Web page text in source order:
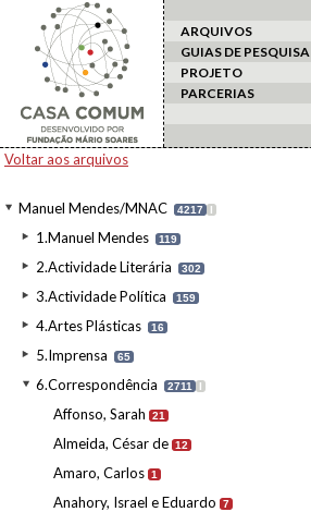
ARQUIVOS
GUIAS DE PESQUISA
PROJETO
PARCERIAS
Voltar aos arquivos
Manuel Mendes/MNAC 4217 I
1.Manuel Mendes 119
2.Actividade Literária 302
3.Actividade Política 159
4.Artes Plásticas 16
5.Imprensa 65
6.Correspondência 2711 I
Affonso, Sarah 21
Almeida, César de 12
Amaro, Carlos 1
Anahory, Israel e Eduardo 7